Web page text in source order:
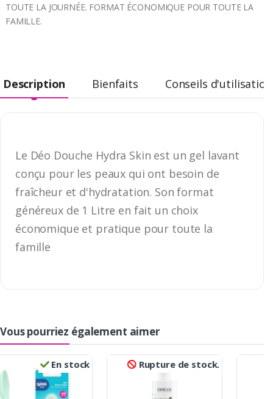
TOUTE LA JOURNÉE. FORMAT ÉCONOMIQUE POUR TOUTE LA
FAMILLE.
Description Bienfaits Conseils d'utilisation
Le Déo Douche Hydra Skin est un gel lavant
conçu pour les peaux qui ont besoin de
fraîcheur et d'hydratation. Son format
généreux de 1 Litre en fait un choix
économique et pratique pour toute la
famille
Vous pourriez également aimer
En stock Rupture de stock.